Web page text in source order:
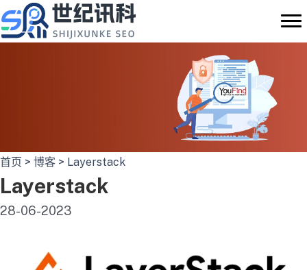
至
内
首页 > 博客 > Layerstack
Layerstack
28-06-2023